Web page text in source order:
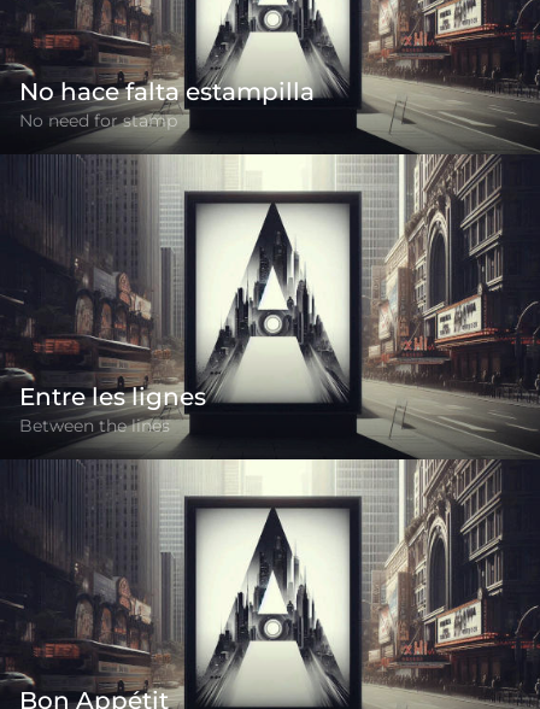
No hace falta estampilla
No need for stamp
Entre les lignes
Between the lines
Bon Appétit